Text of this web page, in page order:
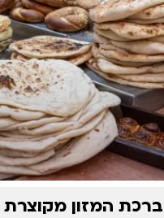
ברכת המזון מקוצרת